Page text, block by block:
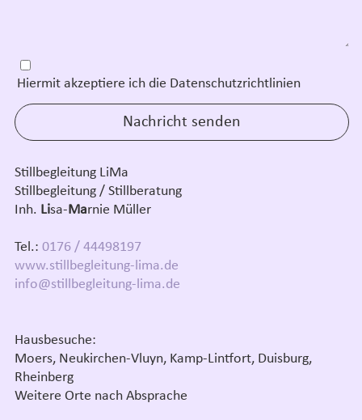
Hiermit akzeptiere ich die Datenschutzrichtlinien
Stillbegleitung LiMa
Stillbegleitung / Stillberatung
Inh. Lisa-Marnie Müller
Tel.: 0176 / 44498197
www.stillbegleitung-lima.de
info@stillbegleitung-lima.de
Hausbesuche:
Moers, Neukirchen-Vluyn, Kamp-Lintfort, Duisburg,
Rheinberg
Weitere Orte nach Absprache